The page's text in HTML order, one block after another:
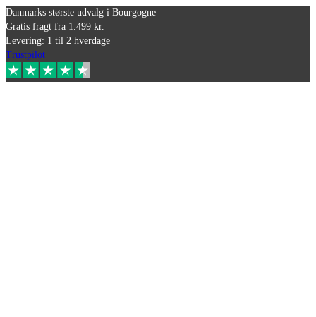
Danmarks største udvalg i Bourgogne
Gratis fragt fra 1.499 kr.
Levering: 1 til 2 hverdage
Trustpilot